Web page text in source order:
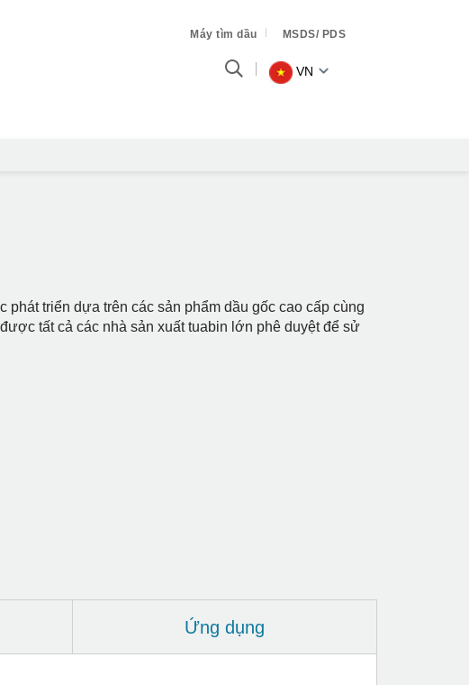
Máy tìm dầu MSDS/ PDS
VN
triển dựa trên các sản phẩm dầu gốc cao cấp cùng
tất cả các nhà sản xuất tuabin lớn phê duyệt để sử
Ứng dụng